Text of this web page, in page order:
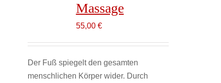
Massage
55,00 €
Der Fuß spiegelt den gesamten
menschlichen Körper wider. Durch